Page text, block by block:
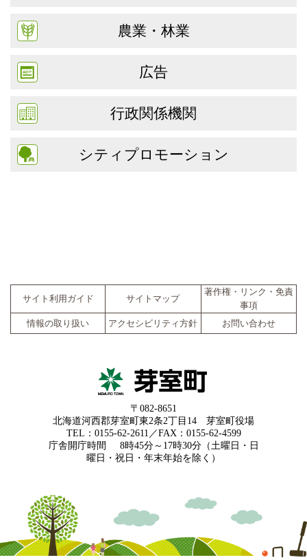
農業・林業
広告
行政関係機関
シティプロモーション
サイト利用ガイド サイトマップ
著作権・リンク・免責
事項
情報の取り扱い
アクセシビリティ方針 お問い合わせ
〒082-8651
北海道河西郡芽室町東2条2丁目14 芽室町役場
TEL：0155-62-2611／FAX：0155-62-4599
庁舎開庁時間
8時45分～17時30分（土曜日・日
曜日・祝日・年末年始を除く）